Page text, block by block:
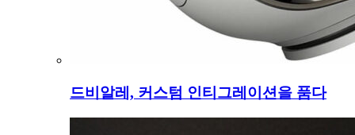
드비알레, 커스텀 인티그레이션을 품다